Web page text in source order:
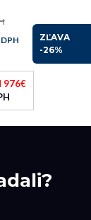
DPH
ZĽAVA
-26%
976€